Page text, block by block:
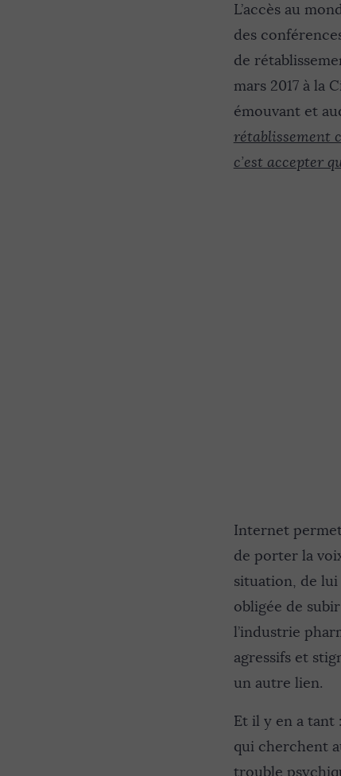
L’accès au
des
de
mars 2017 à la
émouvant et
rétablissement
c’est accepter
Internet
de porter la
situation, de lui
obligée de
l’industrie
agressifs et
un autre lien.
Et il y en a tant
qui cherchent
trouble